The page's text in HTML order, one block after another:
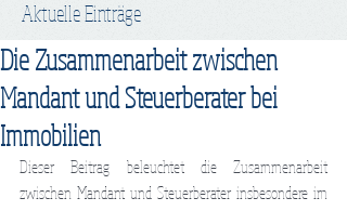
Aktuelle Einträge
Die Zusammenarbeit zwischen
Mandant und Steuerberater bei
Immobilien
Dieser Beitrag beleuchtet die Zusammenarbeit
zwischen Mandant und Steuerberater insbesondere im